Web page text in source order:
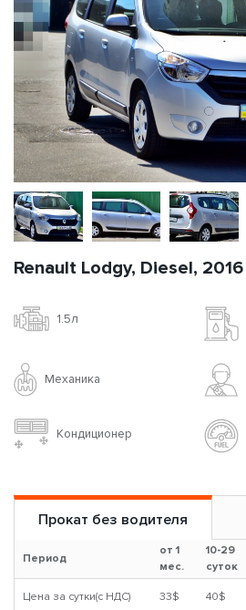
Renault Lodgy, Diesel, 2016
1.5л
Механика
Кондиционер
Прокат без водителя
Период
от 1
мес.
10-29
суток
Цена за сутки(с НДС) 33$ 40$